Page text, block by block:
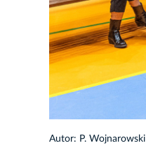
Autor: P. Wojnarowski